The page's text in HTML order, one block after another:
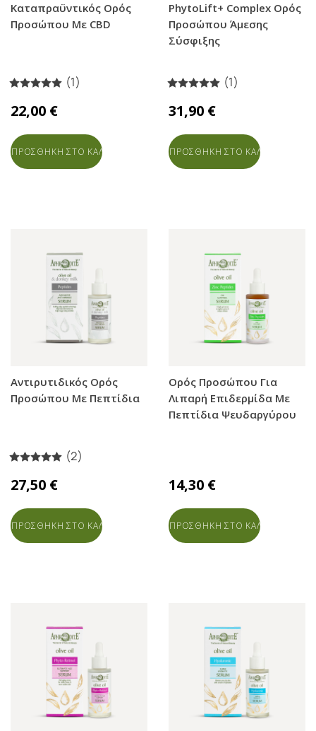
Καταπραϋντικός Ορός
Προσώπου Με CBD
(1)
22,00 €
ΠΡΟΣΘΗΚΗ ΣΤΟ ΚΑΛΑΘΙ
PhytoLift+ Complex Ορός
Προσώπου Άμεσης
Σύσφιξης
(1)
31,90 €
ΠΡΟΣΘΗΚΗ ΣΤΟ ΚΑΛΑΘΙ
Αντιρυτιδικός Ορός
Προσώπου Με Πεπτίδια
(2)
27,50 €
ΠΡΟΣΘΗΚΗ ΣΤΟ ΚΑΛΑΘΙ
Ορός Προσώπου Για
Λιπαρή Επιδερμίδα Με
Πεπτίδια Ψευδαργύρου
14,30 €
ΠΡΟΣΘΗΚΗ ΣΤΟ ΚΑΛΑΘΙ